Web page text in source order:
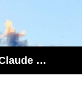
Regardauvergne – Gaël Jean-Claude GERARD